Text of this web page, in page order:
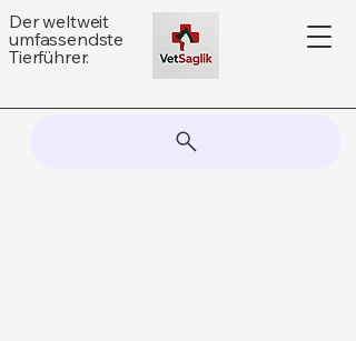
Der weltweit
umfassendste
Tierführer.